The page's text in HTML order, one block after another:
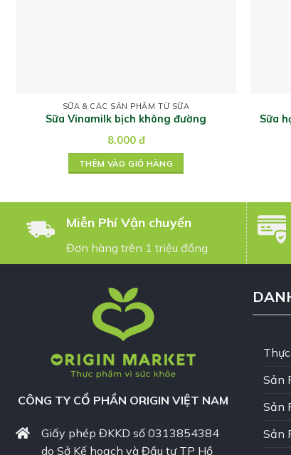
SỮA & CÁC SẢN PHẨM TỪ SỮA
Sữa Vinamilk bịch không đường
8.000 đ
THÊM VÀO GIỎ HÀNG
Sữa
Miễn Phí Vận chuyển
Đơn hàng trên 1 triệu đồng
CÔNG TY CỔ PHẦN ORIGIN VIỆT NAM
Giấy phép ĐKKD số 0313854384
do Sở Kế hoạch và Đầu tư TP Hồ
Sản
Sản
Sản